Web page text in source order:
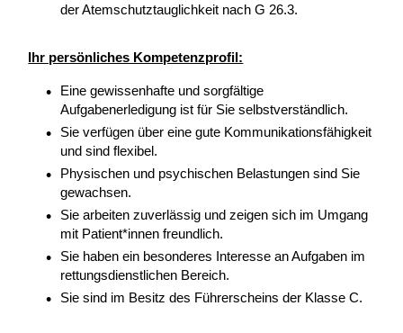
der Atemschutztauglichkeit nach G 26.3.
Ihr persönliches Kompetenzprofil:
Eine gewissenhafte und sorgfältige
Aufgabenerledigung ist für Sie selbstverständlich.
Sie verfügen über eine gute Kommunikationsfähigkeit
und sind flexibel.
Physischen und psychischen Belastungen sind Sie
gewachsen.
Sie arbeiten zuverlässig und zeigen sich im Umgang
mit Patient*innen freundlich.
Sie haben ein besonderes Interesse an Aufgaben im
rettungsdienstlichen Bereich.
Sie sind im Besitz des Führerscheins der Klasse C.